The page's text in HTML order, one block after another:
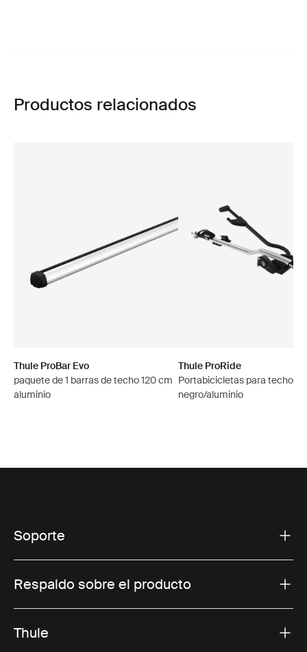
Productos relacionados
Thule ProBar Evo
paquete de 1 barras de techo 120 cm
aluminio
Thule ProRide
Portabicicletas para techo en
negro/aluminio
Soporte
Respaldo sobre el producto
Thule